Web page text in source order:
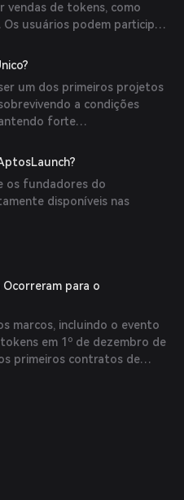
vendas de tokens, como
Os usuários podem participar
específicos, incluindo
AptosLaunch (ALT). A
justo e transparente para
um dos primeiros projetos
a condições
forte
Seu slogan, 'mais que
uso adicionais atuais e
os fundadores do
disponíveis nas
para o
marcos, incluindo o evento
em 1º de dezembro de
primeiros contratos de
APY atual de 20%. A
parcerias com vários